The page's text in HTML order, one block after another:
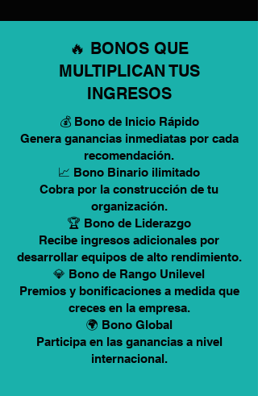
🔥 BONOS QUE
MULTIPLICAN TUS
INGRESOS
💰 Bono de Inicio Rápido
Genera ganancias inmediatas por cada
recomendación.
📈 Bono Binario ilimitado
Cobra por la construcción de tu
organización.
🏆 Bono de Liderazgo
Recibe ingresos adicionales por
desarrollar equipos de alto rendimiento.
💎 Bono de Rango Unilevel
Premios y bonificaciones a medida que
creces en la empresa.
🌍 Bono Global
Participa en las ganancias a nivel
internacional.